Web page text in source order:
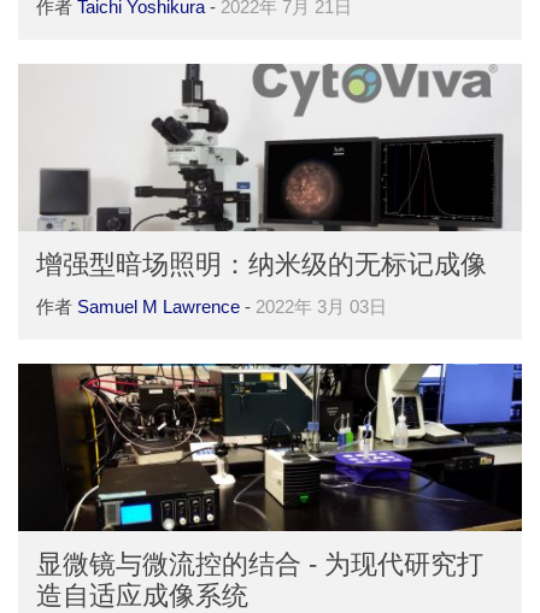
作者 Taichi Yoshikura - 2022年 7月 21日
增强型暗场照明：纳米级的无标记成像
作者 Samuel M Lawrence - 2022年 3月 03日
显微镜与微流控的结合 - 为现代研究打
造自适应成像系统